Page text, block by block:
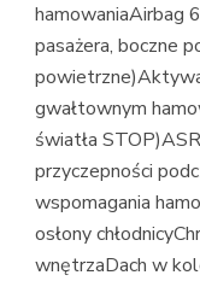
hamowaniaAirbag
pasażera, boczne
gwałtownym
światła
przyczepności
wspomagania
osłony
wnętrzaDach w